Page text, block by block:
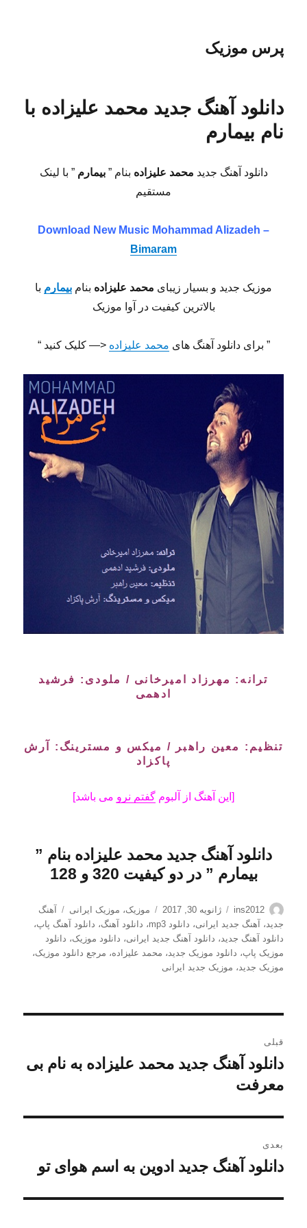
پرس موزیک
دانلود آهنگ جدید محمد علیزاده با
نام بیمارم
دانلود آهنگ جدید محمد علیزاده بنام ”بیمارم” با لینک
مستقیم
Download New Music Mohammad Alizadeh –
Bimaram
موزیک جدید و بسیار زیبای محمد علیزاده بنام بیمارم با
بالاترین کیفیت در آوا موزیک
” برای دانلود آهنگ های محمد علیزاده <— کلیک کنید “
ترانه: مهرزاد امیرخانی / ملودی: فرشید
ادهمی
تنظیم: معین راهبر / میکس و مسترینگ: آرش
پاکزاد
[این آهنگ از آلبوم گفتم نرو می باشد]
دانلود آهنگ جدید محمد علیزاده بنام ”
بیمارم ” در دو کیفیت 320 و 128
نویسنده
ins2012
ارسال
شده
در
ژانویه 30, 2017 دسته‌ها
موزیک، موزیک ایرانی برچسب‌ها
آهنگ
جدید، آهنگ جدید ایرانی، دانلود mp3 ، دانلود آهنگ، دانلود آهنگ پاپ،
دانلود آهنگ جدید، دانلود آهنگ جدید ایرانی، دانلود موزیک، دانلود
موزیک پاپ، دانلود موزیک جدید، محمد علیزاده، مرجع دانلود موزیک،
موزیک جدید، موزیک جدید ایرانی
نوشته
قبلی
نوشته
قبلی:
دانلود آهنگ جدید محمد علیزاده به نام بی
معرفت
بعدی
نوشته
دانلود آهنگ جدید ادوین به اسم هوای تو